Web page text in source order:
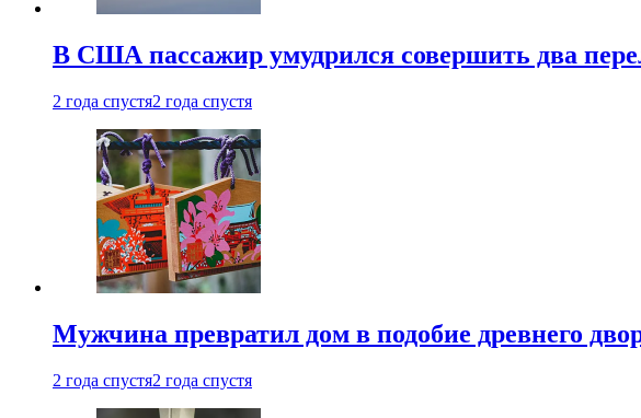
В США пассажир умудрился совершить два
2 года спустя2 года спустя
Мужчина превратил дом в подобие древнего
2 года спустя2 года спустя